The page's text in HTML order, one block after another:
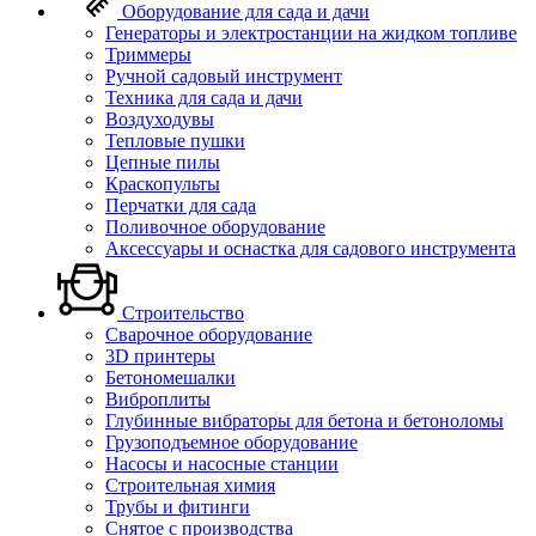
Оборудование для сада и дачи
Генераторы и электростанции на жидком топливе
Триммеры
Ручной садовый инструмент
Техника для сада и дачи
Воздуходувы
Тепловые пушки
Цепные пилы
Краскопульты
Перчатки для сада
Поливочное оборудование
Аксессуары и оснастка для садового инструмента
Строительство
Сварочное оборудование
3D принтеры
Бетономешалки
Виброплиты
Глубинные вибраторы для бетона и бетоноломы
Грузоподъемное оборудование
Насосы и насосные станции
Строительная химия
Трубы и фитинги
Снятое с производства